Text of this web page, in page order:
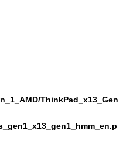
ThinkPad_x13_Gen